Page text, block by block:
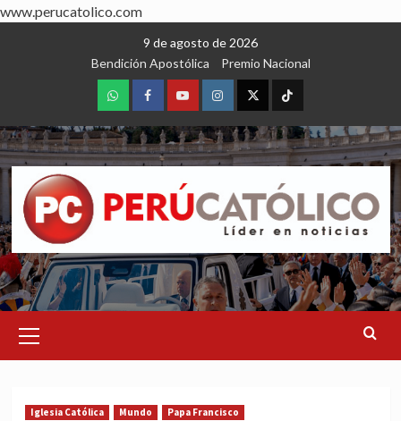
www.perucatolico.com
9 de agosto de 2026
Bendición Apostólica
Premio Nacional
WhatsAppFacebookYoutubeInstagram
X TikTok
Menu
Iglesia Católica Mundo Papa Francisco